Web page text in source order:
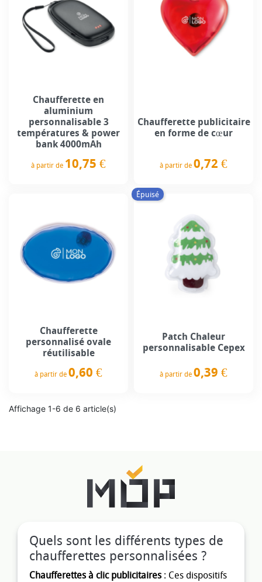
Quels sont les différents types de
chaufferettes personnalisées ?
Chaufferettes à clic publicitaires: Ces dispositifs
Chaufferette en
aluminium
personnalisable 3
températures & power
bank 4000mAh
à partir de 10,75 €
Chaufferette publicitaire
en forme de cœur
à partir de 0,72 €
Chaufferette
personnalisé ovale
réutilisable
à partir de 0,60 €
Épuisé
Patch Chaleur
personnalisable Cepex
à partir de 0,39 €
Affichage 1-6 de 6 article(s)